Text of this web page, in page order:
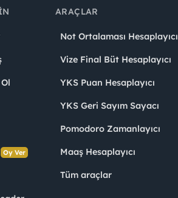
Oy Ver
ARAÇLAR
Not Ortalaması Hesaplayıcı
Vize Final Büt Hesaplayıcı
YKS Puan Hesaplayıcı
YKS Geri Sayım Sayacı
Pomodoro Zamanlayıcı
Maaş Hesaplayıcı
Tüm araçlar